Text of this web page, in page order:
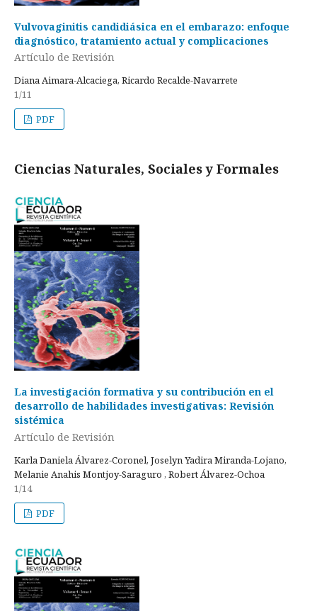
Vulvovaginitis candidiásica en el embarazo: enfoque
diagnóstico, tratamiento actual y complicaciones
Artículo de Revisión
Diana Aimara-Alcaciega, Ricardo Recalde-Navarrete
1/11
PDF
Ciencias Naturales, Sociales y Formales
La investigación formativa y su contribución en el
desarrollo de habilidades investigativas: Revisión
sistémica
Artículo de Revisión
Karla Daniela Álvarez-Coronel, Joselyn Yadira Miranda-Lojano,
Melanie Anahis Montjoy-Saraguro , Robert Álvarez-Ochoa
1/14
PDF